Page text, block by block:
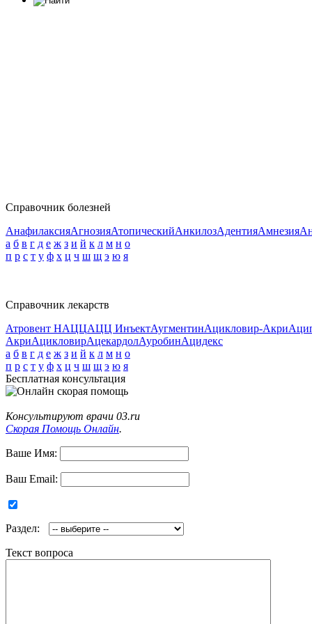
Справочник болезней
АнафилаксияАгнозияАтопическийАнкилозАдентияАмнезия
а б в г д е ж з и й к л м н о
п р с т у ф х ц ч ш щ э ю я
Справочник лекарств
Атровент НАЦЦАЦЦ ИнъектАугментинАцикловир-Акри
АкриАцикловирАцекардолАуробинАцидекс
а б в г д е ж з и й к л м н о
п р с т у ф х ц ч ш щ э ю я
Бесплатная консультация
Консультируют врачи 03.ru
Скорая Помощь Онлайн.
Ваше Имя:
Ваш Email:
Раздел:
Текст вопроса